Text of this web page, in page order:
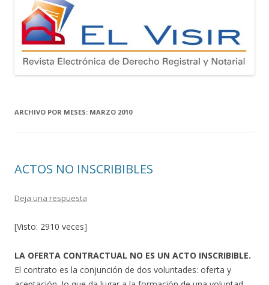
ARCHIVO POR MESES: MARZO 2010
ACTOS NO INSCRIBIBLES
Deja una respuesta
[Visto: 2910 veces]
LA OFERTA CONTRACTUAL NO ES UN ACTO INSCRIBIBLE.
El contrato es la conjunción de dos voluntades: oferta y